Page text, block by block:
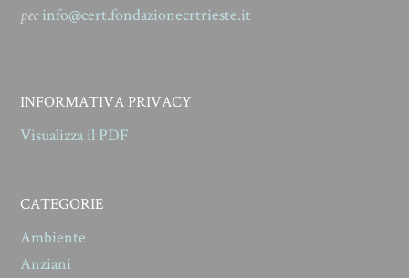
pecinfo@cert.fondazionecrtrieste.it
INFORMATIVA PRIVACY
Visualizza il PDF
CATEGORIE
Ambiente
Anziani